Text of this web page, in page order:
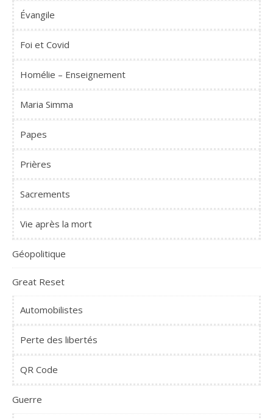
Évangile
Foi et Covid
Homélie – Enseignement
Maria Simma
Papes
Prières
Sacrements
Vie après la mort
Géopolitique
Great Reset
Automobilistes
Perte des libertés
QR Code
Guerre